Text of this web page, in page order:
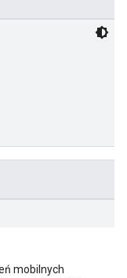
mobilnych